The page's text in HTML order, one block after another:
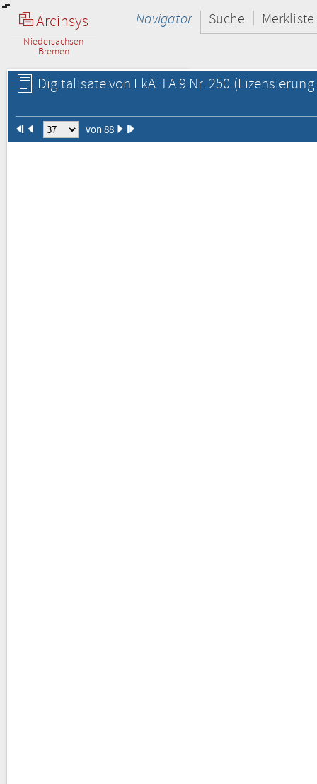
Arcinsys
Niedersachsen
Bremen
Navigator Suche Merkliste
Digitalisate von LkAH A 9 Nr. 250
von 88